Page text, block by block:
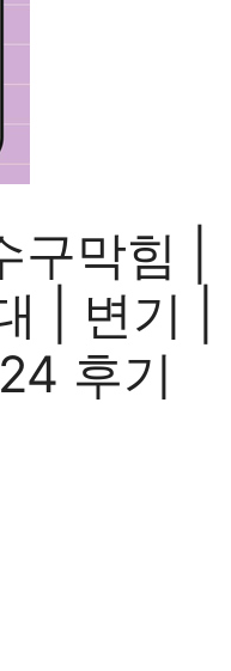
막힘 |
| 변기 |
후기